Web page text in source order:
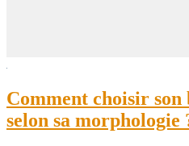
Comment choisir
selon sa morphologie